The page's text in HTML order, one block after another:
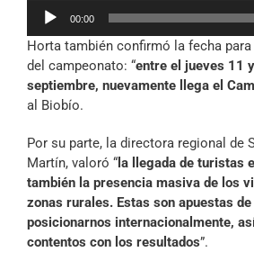
Reproductor
audio
00:00
Horta también confirmó la fecha
del campeonato: “entre el jueves 11
septiembre, nuevamente llega el
al Biobío.
Por su parte, la directora regional de
Martín, valoró “ la llegada de turistas
también la presencia masiva de los
zonas rurales. Estas son apuestas
posicionarnos internacionalmente,
contentos con los resultados”.